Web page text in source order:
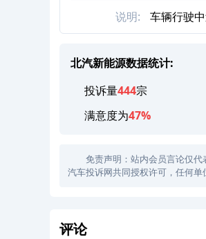
说明: 车辆行驶
北汽新能源数据统计:
投诉量444宗
满意度为47%
免责声明：站内会员言论仅
汽车投诉网共同授权许可，任何
评论